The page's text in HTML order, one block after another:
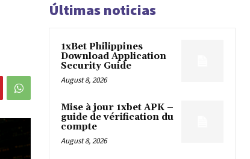
Últimas noticias
1xBet Philippines
Download Application
Security Guide
August 8, 2026
Mise à jour 1xbet APK –
guide de vérification du
compte
August 8, 2026